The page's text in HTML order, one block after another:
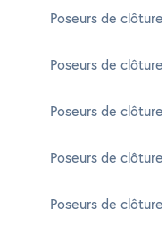
Poseurs de
Poseurs de
Poseurs de
Poseurs de
Poseurs de